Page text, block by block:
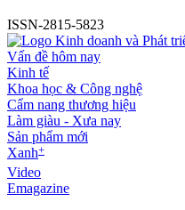
ISSN-2815-5823
Vấn đề hôm nay
Kinh tế
Khoa học & Công nghệ
Cẩm nang thương hiệu
Làm giàu - Xưa nay
Sản phẩm mới
Xanh+
Video
Emagazine